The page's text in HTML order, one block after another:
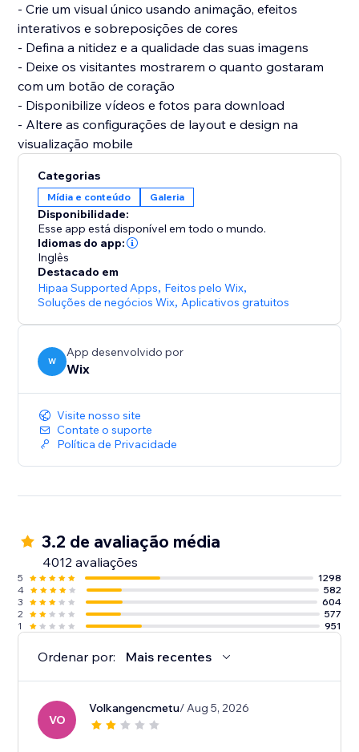
- Crie um visual único usando animação, efeitos
interativos e sobreposições de cores
- Defina a nitidez e a qualidade das suas imagens
- Deixe os visitantes mostrarem o quanto gostaram
com um botão de coração
- Disponibilize vídeos e fotos para download
- Altere as configurações de layout e design na
Categorias
Mídia e conteúdo Galeria
Disponibilidade:
Esse app está disponível em todo o mundo.
Idiomas do app:
Inglês
Destacado em
Hipaa Supported Apps, Feitos pelo Wix,
Soluções de negócios Wix, Aplicativos gratuitos
W
App desenvolvido por
Wix
Visite nosso site
Contate o suporte
Política de Privacidade
3.2 de avaliação média
4012 avaliações
5
1298
4
582
3
604
2
577
1
951
Ordenar por: Mais recentes
VO
Volkangencmetu/ Aug 5, 2026